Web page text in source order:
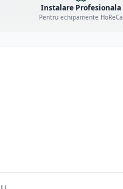
Instalare Profesionala
Pentru echipamente HoReCa